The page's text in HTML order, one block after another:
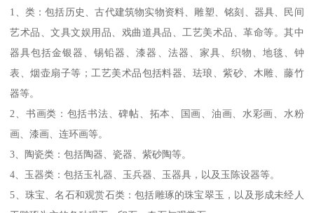
1、类：包括历史、古代建筑物实物资料、雕塑、铭刻、器具、民间
艺术品、文具文娱用品、戏曲道具品、工艺美术品、革命等。其中
器具包括金银器、锡铅器、漆器、法器、家具、织物、地毯、钟
表、烟壶扇子等；工艺美术品包括料器、珐琅、紫砂、木雕、藤竹
器等。
2、书画类：包括书法、碑帖、拓本、国画、油画、水彩画、水粉
画、漆画、连环画等。
3、陶瓷类：包括陶器、瓷器、紫砂陶等。
4、玉器类：包括玉礼器、玉兵器、玉器具，以及玉陈设器等。
5、珠宝、名石和观赏石类：包括雕琢的珠宝翠玉，以及形成未经人